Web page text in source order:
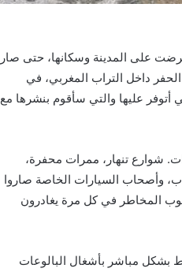
على المدينة وسكانها، حتى صار
داخل التراب المغربي، في
عليها والتي سأقوم بنشرها مع
شوارع تنهار، ممرات محفرة،
وأصحاب السيارات الخاصة صاروا
المخاطر في كل مرة يغادرون
بشكل مباشر بأشغال البالوعات